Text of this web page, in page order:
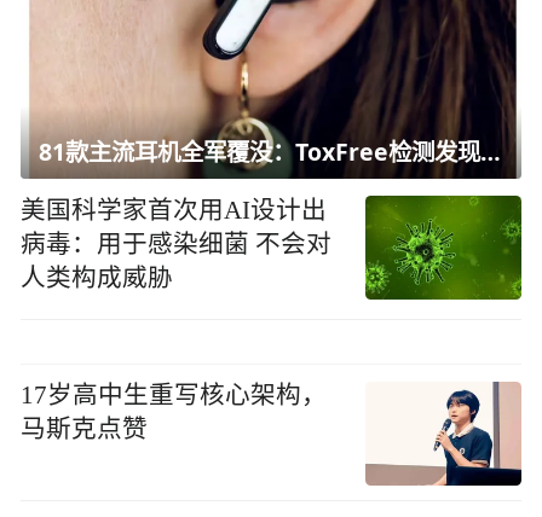
81款主流耳机全军覆没：ToxFree检测发现均含对人体有害化学物质
美国科学家首次用AI设计出
病毒：用于感染细菌 不会对
人类构成威胁
17岁高中生重写核心架构，
马斯克点赞